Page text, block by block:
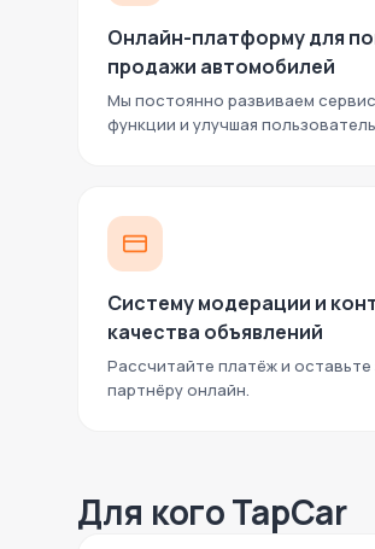
Онлайн-платформу для
продажи автомобилей
Мы постоянно развиваем
функции и улучшая
Систему модерации и
качества объявлений
Рассчитайте платёж и оставьте
партнёру онлайн.
Для кого TapCar